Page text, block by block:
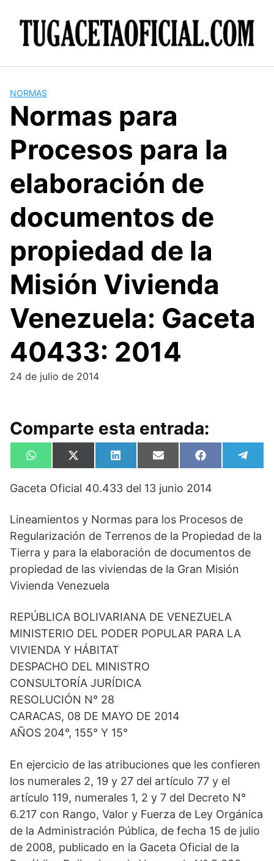
NORMAS
Normas para
Procesos para la
elaboración de
documentos de
propiedad de la
Misión Vivienda
Venezuela: Gaceta
40433: 2014
24 de julio de 2014
Comparte esta entrada:
Compartir
en
W
h
t
p
Compartir
en
X
(
w
t
e
r
)
Compartir
en
L
i
k
I
Compartir
en
E
m
i
Compartir
en
F
a
e
o
k
en
e
Gaceta Oficial 40.433 del 13 junio 2014
Lineamientos y Normas para los Procesos de
Regularización de Terrenos de la Propiedad de la
Tierra y para la elaboración de documentos de
propiedad de las viviendas de la Gran Misión
Vivienda Venezuela
REPÚBLICA BOLIVARIANA DE VENEZUELA
MINISTERIO DEL PODER POPULAR PARA LA
VIVIENDA Y HÁBITAT
DESPACHO DEL MINISTRO
CONSULTORÍA JURÍDICA
RESOLUCIÓN N° 28
CARACAS, 08 DE MAYO DE 2014
AÑOS 204°, 155° Y 15°
En ejercicio de las atribuciones que les confieren
los numerales 2, 19 y 27 del artículo 77 y el
artículo 119, numerales 1, 2 y 7 del Decreto N°
6.217 con Rango, Valor y Fuerza de Ley Orgánica
de la Administración Pública, de fecha 15 de julio
de 2008, publicado en la Gaceta Oficial de la